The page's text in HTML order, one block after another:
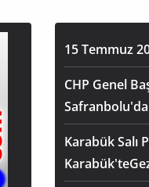
15 Temmuz
CHP Genel
Safranbolu'da
Karabük Salı